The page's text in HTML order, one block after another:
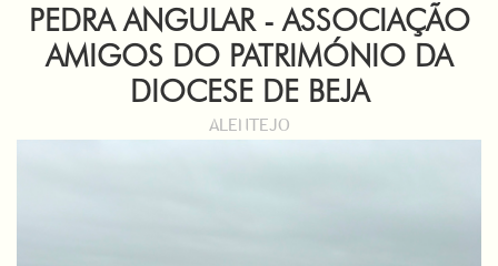
PEDRA ANGULAR - ASSOCIAÇÃO
AMIGOS DO PATRIMÓNIO DA
DIOCESE DE BEJA
ALENTEJO